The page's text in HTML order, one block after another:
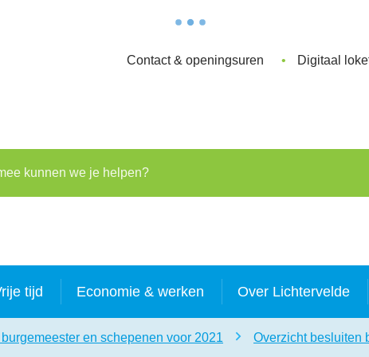
Contact & openingsuren Digitaal
kunnen we je helpen?
tijd Economie & werken Over Lichtervelde
en schepenen voor 2021 Overzicht besluiten